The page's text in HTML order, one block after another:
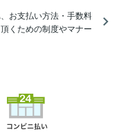
お支払い方法・手数料
くための制度やマナー